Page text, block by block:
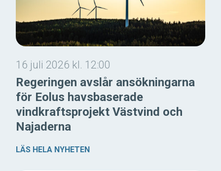
16 juli 2026 kl. 12:00
Regeringen avslår ansökningarna
för Eolus havsbaserade
vindkraftsprojekt Västvind och
Najaderna
LÄS HELA NYHETEN